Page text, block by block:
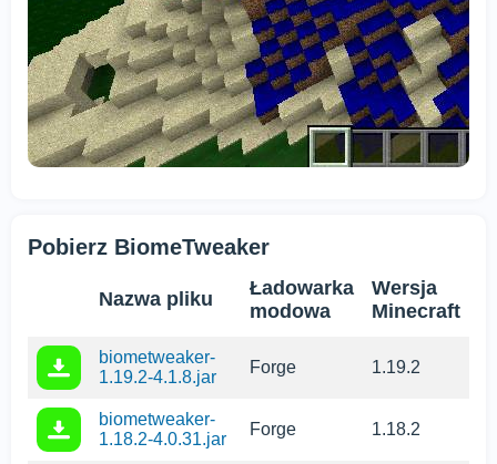
Pobierz BiomeTweaker
Nazwa pliku
Ładowarka
modowa
Wersja
Minecraft
biometweaker-
1.19.2-4.1.8.jar
Forge 1.19.2
biometweaker-
1.18.2-4.0.31.jar
Forge 1.18.2